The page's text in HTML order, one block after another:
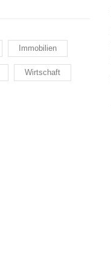
Immobilien
Wirtschaft